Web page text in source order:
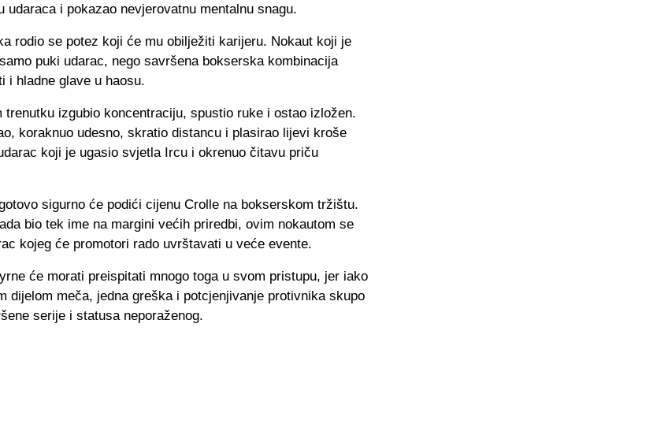
udaraca i pokazao nevjerovatnu mentalnu snagu.
rodio se potez koji će mu obilježiti karijeru. Nokaut koji je
puki udarac, nego savršena bokserska kombinacija
i hladne glave u haosu.
trenutku izgubio koncentraciju, spustio ruke i ostao izložen.
koraknuo udesno, skratio distancu i plasirao lijevi kroše
koji je ugasio svjetla Ircu i okrenuo čitavu priču
sigurno će podići cijenu Crolle na bokserskom tržištu.
bio tek ime na margini većih priredbi, ovim nokautom se
kojeg će promotori rado uvrštavati u veće evente.
će morati preispitati mnogo toga u svom pristupu, jer iako
dijelom meča, jedna greška i potcjenjivanje protivnika skupo
serije i statusa neporaženog.